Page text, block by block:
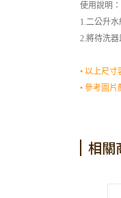
使用說明：
1.二公升
2.將待洗
• 以上尺寸
• 參考圖片
相關